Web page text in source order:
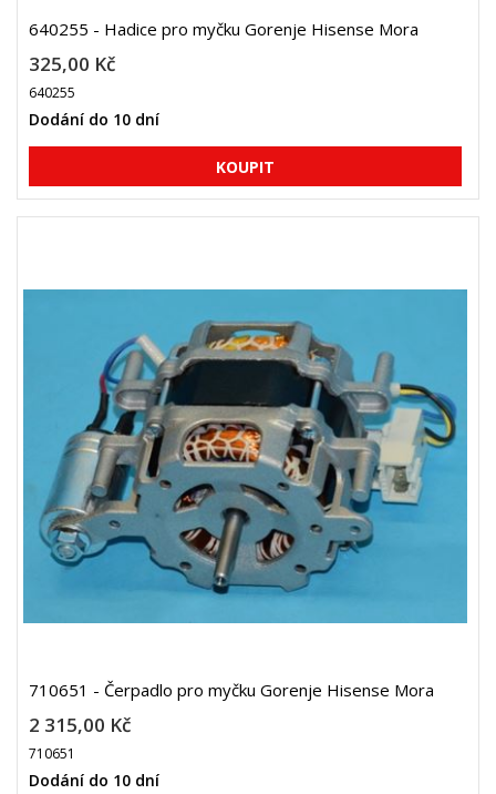
640255 - Hadice pro myčku Gorenje Hisense Mora
325,00 Kč
640255
Dodání do 10 dní
710651 - Čerpadlo pro myčku Gorenje Hisense Mora
2 315,00 Kč
710651
Dodání do 10 dní